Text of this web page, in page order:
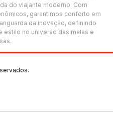
do viajante moderno. Com
garantimos conforto em
da inovação, definindo
no universo das malas e